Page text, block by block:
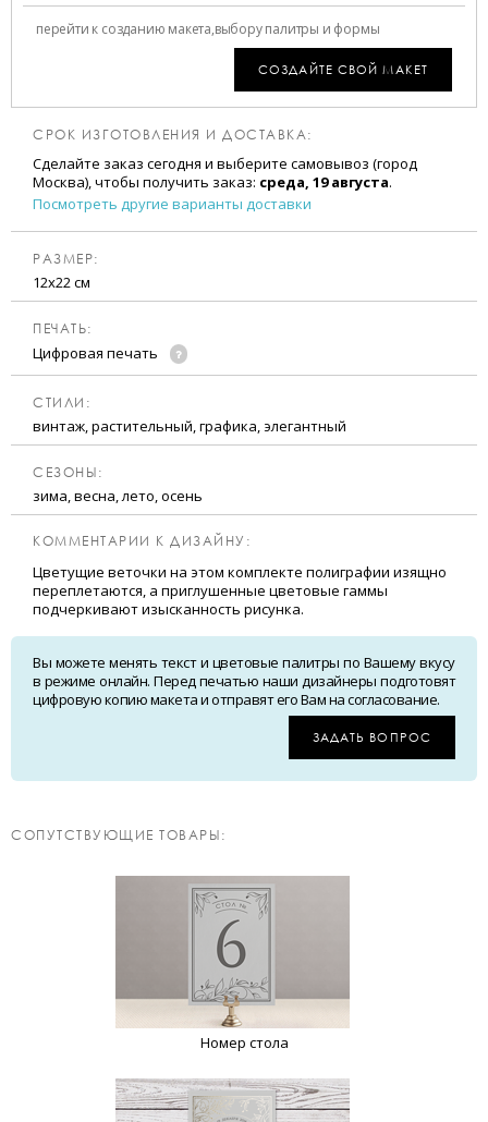
перейти к созданию макета,выбору палитры и формы
СОЗДАЙТЕ СВОЙ МАКЕТ
СРОК ИЗГОТОВЛЕНИЯ И ДОСТАВКА:
Сделайте заказ сегодня и выберите самовывоз (город
Москва), чтобы получить заказ: среда, 19 августа.
Посмотреть другие варианты доставки
РАЗМЕР:
12х22 см
ПЕЧАТЬ:
Цифровая печать
CТИЛИ:
винтаж, растительный, графика, элегантный
CЕЗОНЫ:
зима, весна, лето, осень
КОММЕНТАРИИ К ДИЗАЙНУ:
Цветущие веточки на этом комплекте полиграфии изящно
переплетаются, а приглушенные цветовые гаммы
подчеркивают изысканность рисунка.
Вы можете менять текст и цветовые палитры по Вашему вкусу
в режиме онлайн. Перед печатью наши дизайнеры подготовят
цифровую копию макета и отправят его Вам на согласование.
ЗАДАТЬ ВОПРОС
CОПУТСТВУЮЩИЕ ТОВАРЫ:
Номер стола